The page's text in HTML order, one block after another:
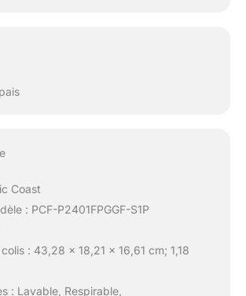
Coast
: PCF-P2401FPGGF-S1P
: 43,28 x 18,21 x 16,61 cm; 1,18
: Lavable, Respirable,